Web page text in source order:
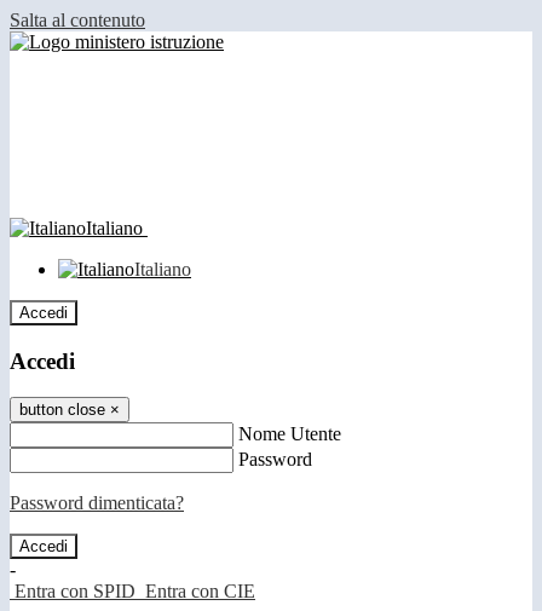
Salta al contenuto
Italiano
Italiano
Accedi
Accedi
button close ×
Nome Utente
Password
Password dimenticata?
-
Entra con SPID Entra con CIE